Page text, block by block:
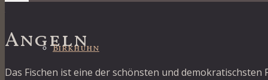
Birkhuhn
Angeln
Das Fischen ist eine der schönsten und